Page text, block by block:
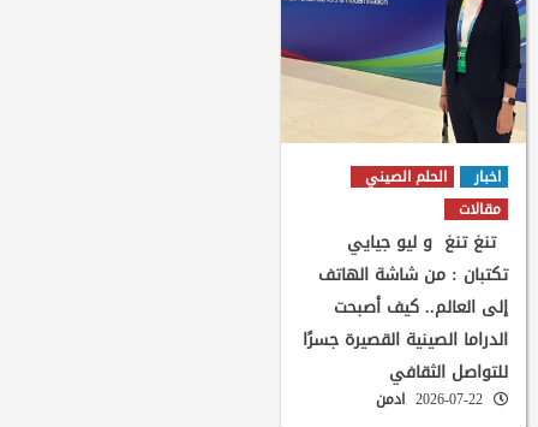
اخبار
الحلم الصيني
مقالات
تنغ تنغ و ليو جيايي
تكتبان : من شاشة الهاتف
إلى العالم.. كيف أصبحت
الدراما الصينية القصيرة جسرًا
للتواصل الثقافي
ادمن